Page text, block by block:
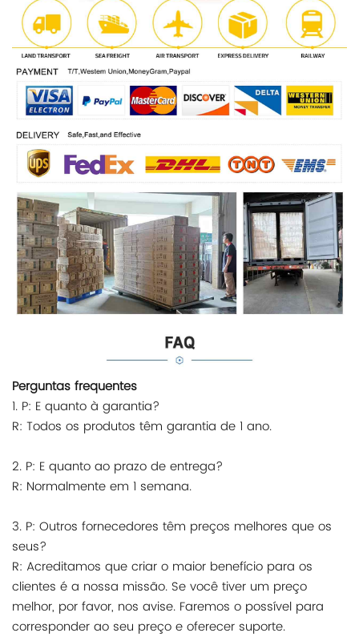
Perguntas frequentes
1. P: E quanto à garantia?
R: Todos os produtos têm garantia de 1 ano.
2. P: E quanto ao prazo de entrega?
R: Normalmente em 1 semana.
3. P: Outros fornecedores têm preços melhores que os
seus?
R: Acreditamos que criar o maior benefício para os
clientes é a nossa missão. Se você tiver um preço
melhor, por favor, nos avise. Faremos o possível para
corresponder ao seu preço e oferecer suporte.